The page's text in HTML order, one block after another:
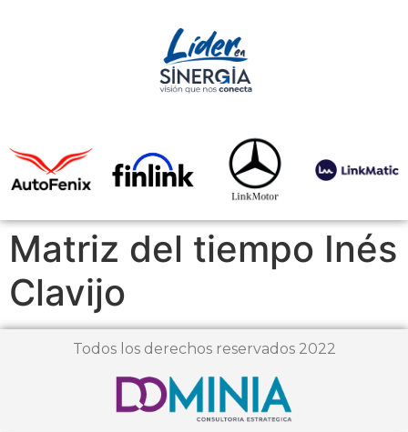
Matriz del tiempo Inés
Clavijo
Todos los derechos reservados 2022